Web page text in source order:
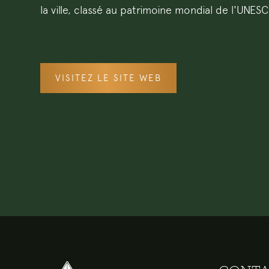
la ville, classé au patrimoine mondial de
VISITEZ LE SITE WEB